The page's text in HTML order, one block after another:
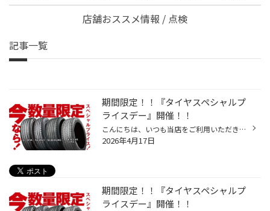
店舗おススメ情報 / 点検
記事一覧
期間限定！！『タイヤスペシャルプ
ライスデー』開催！！
こんにちは、いつも当店をご利用いただきましてありがとうございます。 4/17(金)～4/26(日)まで、コクピット・タイヤ館におきまして、 期間限定！ サイズ限定！！ 数量限定！！！ お得にお買い求めいただける、「タイヤスペシャルプライスデー」がスタートします！ お得なタイヤのご紹介！！ ワゴン...
2026年4月17日
期間限定！！『タイヤスペシャルプ
ライスデー』開催！！